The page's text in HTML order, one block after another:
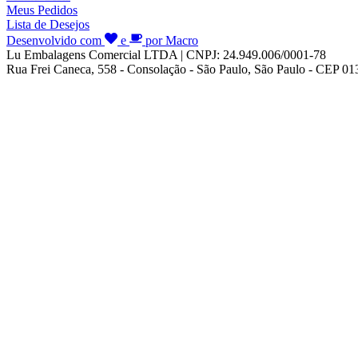
Meus Pedidos
Lista de Desejos
Desenvolvido com
e
por Macro
Lu Embalagens Comercial LTDA | CNPJ: 24.949.006/0001-78
Rua Frei Caneca, 558 - Consolação - São Paulo, São Paulo - CEP